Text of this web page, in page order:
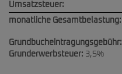
Umsatzsteuer:
monatliche Gesamtbelastung:
Grundbucheintragungsgebühr:
Grunderwerbsteuer: 3,5%